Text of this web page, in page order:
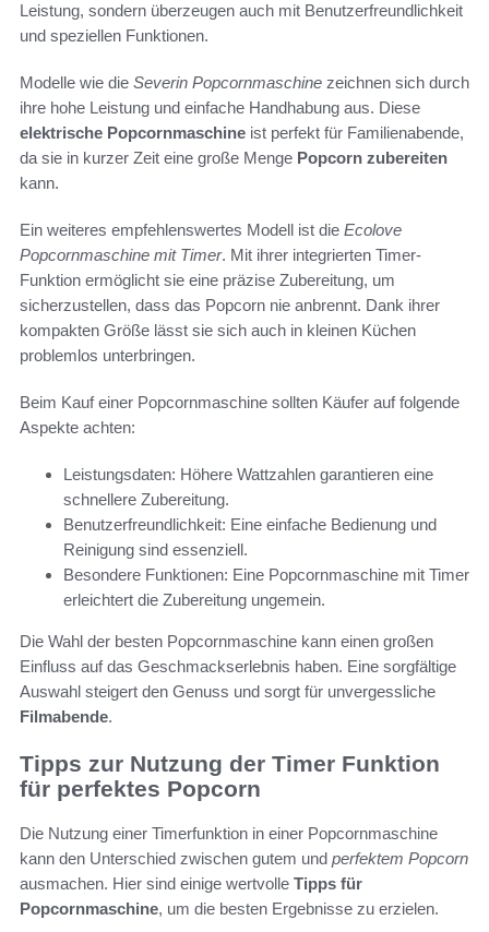
Leistung, sondern überzeugen auch mit Benutzerfreundlichkeit
und speziellen Funktionen.
Modelle wie die Severin Popcornmaschine zeichnen sich durch
ihre hohe Leistung und einfache Handhabung aus. Diese
elektrische Popcornmaschine ist perfekt für Familienabende,
da sie in kurzer Zeit eine große Menge Popcorn zubereiten
kann.
Ein weiteres empfehlenswertes Modell ist die Ecolove
Popcornmaschine mit Timer. Mit ihrer integrierten Timer-
Funktion ermöglicht sie eine präzise Zubereitung, um
sicherzustellen, dass das Popcorn nie anbrennt. Dank ihrer
kompakten Größe lässt sie sich auch in kleinen Küchen
problemlos unterbringen.
Beim Kauf einer Popcornmaschine sollten Käufer auf folgende
Aspekte achten:
Leistungsdaten: Höhere Wattzahlen garantieren eine
schnellere Zubereitung.
Benutzerfreundlichkeit: Eine einfache Bedienung und
Reinigung sind essenziell.
Besondere Funktionen: Eine Popcornmaschine mit Timer
erleichtert die Zubereitung ungemein.
Die Wahl der besten Popcornmaschine kann einen großen
Einfluss auf das Geschmackserlebnis haben. Eine sorgfältige
Auswahl steigert den Genuss und sorgt für unvergessliche
Filmabende.
Tipps zur Nutzung der Timer Funktion
für perfektes Popcorn
Die Nutzung einer Timerfunktion in einer Popcornmaschine
kann den Unterschied zwischen gutem und perfektem Popcorn
ausmachen. Hier sind einige wertvolle Tipps für
Popcornmaschine, um die besten Ergebnisse zu erzielen.